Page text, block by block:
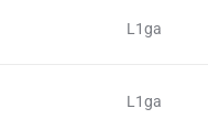
L1ga
L1ga